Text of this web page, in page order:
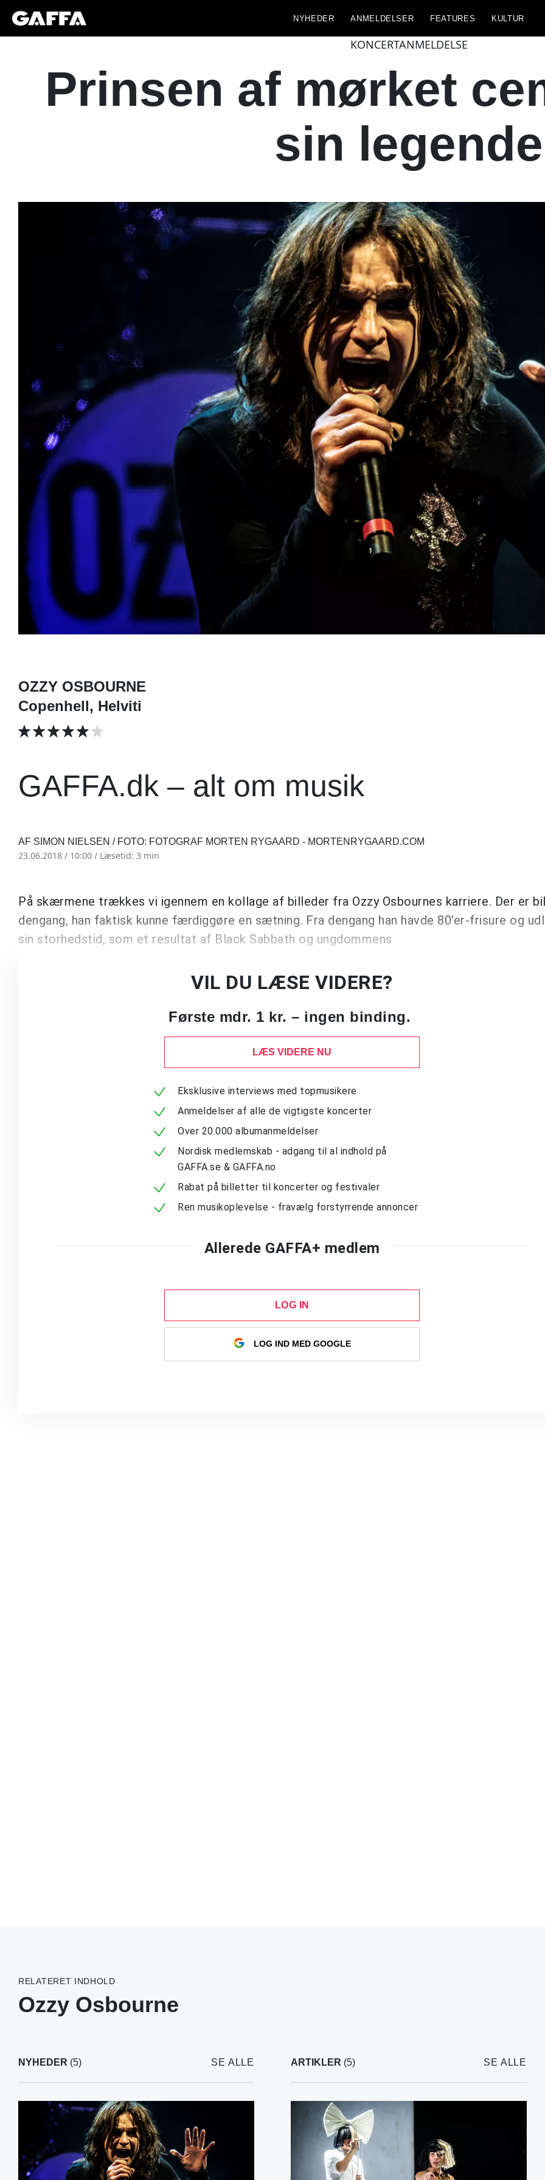
NYHEDER ANMELDELSER FEATURES KULTUR
KONCERTANMELDELSE
Prinsen af mørket
sin legende
OZZY OSBOURNE
Copenhell, Helviti
GAFFA.dk – alt om musik
AF SIMON NIELSEN / FOTO: FOTOGRAF MORTEN RYGAARD - MORTENRYGAARD.COM
23.06.2018 / 10:00 / Læsetid: 3 min
På skærmene trækkes vi igennem en kollage af billeder fra Ozzy Osbournes karriere. Der er
dengang, han faktisk kunne færdiggøre en sætning. Fra dengang han havde 80’er-frisure og
sin storhedstid, som et resultat af Black Sabbath og ungdommens
VIL DU LÆSE VIDERE?
Første mdr. 1 kr. – ingen binding.
LÆS VIDERE NU
Eksklusive interviews med topmusikere
Anmeldelser af alle de vigtigste koncerter
Over 20.000 albumanmeldelser
Nordisk medlemskab - adgang til al indhold på
GAFFA.se & GAFFA.no
Rabat på billetter til koncerter og festivaler
Ren musikoplevelse - fravælg forstyrrende annoncer
Allerede GAFFA+ medlem
LOG IN
LOG IND MED GOOGLE
RELATERET INDHOLD
Ozzy Osbourne
NYHEDER (5) SE ALLE ARTIKLER (5) SE ALLE